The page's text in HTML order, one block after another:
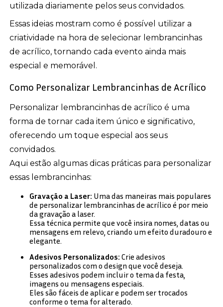
utilizada diariamente pelos seus convidados.
Essas ideias mostram como é possível utilizar a
criatividade na hora de selecionar lembrancinhas
de acrílico, tornando cada evento ainda mais
especial e memorável.
Como Personalizar Lembrancinhas de Acrílico
Personalizar lembrancinhas de acrílico é uma
forma de tornar cada item único e significativo,
oferecendo um toque especial aos seus
convidados.
Aqui estão algumas dicas práticas para personalizar
essas lembrancinhas:
Gravação a Laser: Uma das maneiras mais populares
de personalizar lembrancinhas de acrílico é por meio
da gravação a laser.
Essa técnica permite que você insira nomes, datas ou
mensagens em relevo, criando um efeito duradouro e
elegante.
Adesivos Personalizados: Crie adesivos
personalizados com o design que você deseja.
Esses adesivos podem incluir o tema da festa,
imagens ou mensagens especiais.
Eles são fáceis de aplicar e podem ser trocados
conforme o tema for alterado.